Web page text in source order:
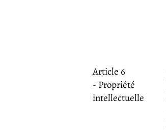
Article 6
- Propriété
intellectuelle